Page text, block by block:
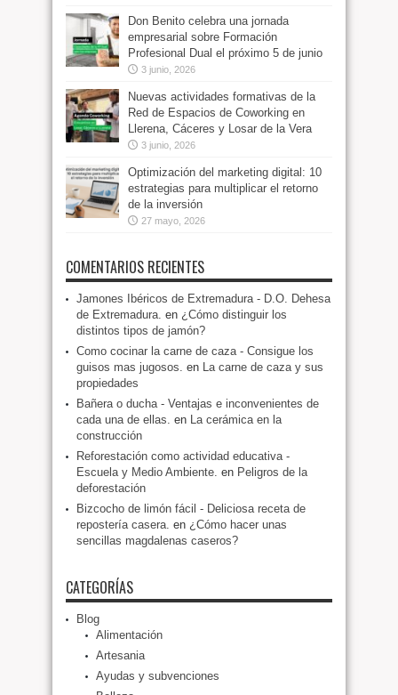
Don Benito celebra una jornada
empresarial sobre Formación
Profesional Dual el próximo 5 de junio
3 junio, 2026
Nuevas actividades formativas de la
Red de Espacios de Coworking en
Llerena, Cáceres y Losar de la Vera
3 junio, 2026
Optimización del marketing digital: 10
estrategias para multiplicar el retorno
de la inversión
27 mayo, 2026
COMENTARIOS RECIENTES
Jamones Ibéricos de Extremadura - D.O. Dehesa
de Extremadura. en ¿Cómo distinguir los
distintos tipos de jamón?
Como cocinar la carne de caza - Consigue los
guisos mas jugosos. en La carne de caza y sus
propiedades
Bañera o ducha - Ventajas e inconvenientes de
cada una de ellas. en La cerámica en la
construcción
Reforestación como actividad educativa -
Escuela y Medio Ambiente. en Peligros de la
deforestación
Bizcocho de limón fácil - Deliciosa receta de
repostería casera. en ¿Cómo hacer unas
sencillas magdalenas caseros?
CATEGORÍAS
Blog
Alimentación
Artesania
Ayudas y subvenciones